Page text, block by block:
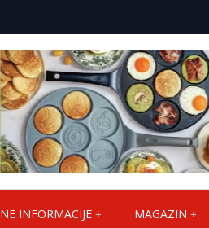
INFORMACIJE MAGAZIN